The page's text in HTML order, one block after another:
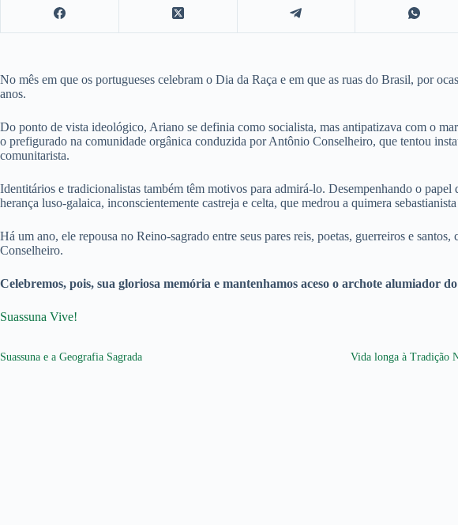
No mês em que os portugueses celebram o Dia da Raça e em que as ruas do Brasil, por
anos.
Do ponto de vista ideológico, Ariano se definia como socialista, mas antipatizava com o
o prefigurado na comunidade orgânica conduzida por Antônio Conselheiro, que tentou
comunitarista.
Identitários e tradicionalistas também têm motivos para admirá-lo. Desempenhando o
herança luso-galaica, inconscientemente castreja e celta, que medrou a quimera
Há um ano, ele repousa no Reino-sagrado entre seus pares reis, poetas, guerreiros e
Conselheiro.
Celebremos, pois, sua gloriosa memória e mantenhamos aceso o archote alumiador
Suassuna Vive!
Suassuna e a Geografia Sagrada Vida longa à Tradição